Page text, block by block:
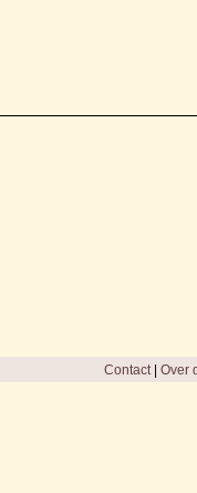
Contact| Over